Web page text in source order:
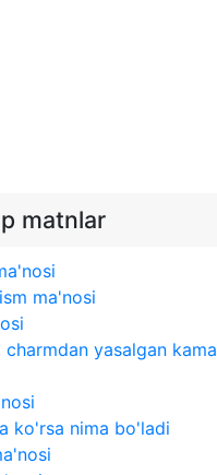
matnlar
ma'nosi
charmdan yasalgan
ko'rsa nima bo'ladi